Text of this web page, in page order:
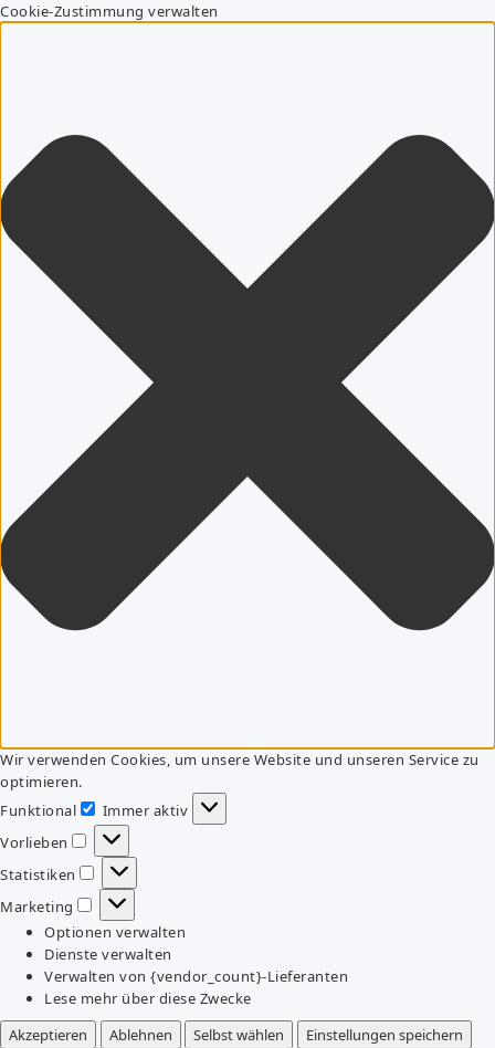
Cookie-Zustimmung verwalten
Wir verwenden Cookies, um unsere Website und unseren Service zu
optimieren.
Funktional
Funktional
Immer aktiv
Vorlieben
Vorlieben
Statistiken
Statistiken
Marketing
Marketing
Optionen verwalten
Dienste verwalten
Verwalten von {vendor_count}-Lieferanten
Lese mehr über diese Zwecke
Akzeptieren
Ablehnen Selbst wählen
Einstellungen speichern